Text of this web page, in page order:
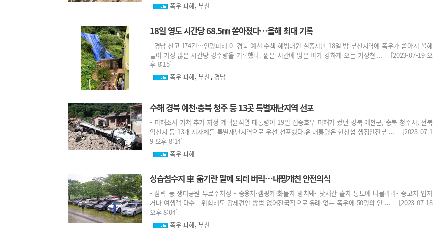
폭우 피해,부산
18일 영도 시간당 68.5㎜ 쏟아졌다…올해 최대 기록
- 경남 신고 174건…인명피해 0- 경북 예천 수색 해병대원 실종지난 18일 밤 부산지역에 폭우가 쏟아져 올해
들어 가장 많은 시간당 강수량을 기록했다. 짧은 시간에 많은 비가 강하게 오는 기상현 ... [2023-07-19 오
후 8:15]
폭우 피해,부산, 경남
수해 경북 예천·충북 청주 등 13곳 특별재난지역 선포
- 피해조사 거쳐 추가 지정 계획윤석열 대통령이 19일 집중호우 피해가 컸던 경북 예천군, 충북 청주시, 전북
익산시 등 13개 지자체를 특별재난지역으로 우선 선포했다.윤 대통령은 한창섭 행정안전부 ... [2023-07-1
9 오후 8:14]
폭우 피해
상습침수지 車 옮기란 말에 되레 버럭…내팽개친 안전의식
- 삼락 등 생태공원 무료주차장 - 승용차·캠핑카·화물차 방치돼- 닷새간 출차 통보에 나몰라라- 중고차 업자
거나 여행객 다수 - 위험해도 강제견인 방법 없어전국적으로 유례 없는 폭우에 50명의 인 ... [2023-07-18
오후 8:04]
폭우 피해,부산